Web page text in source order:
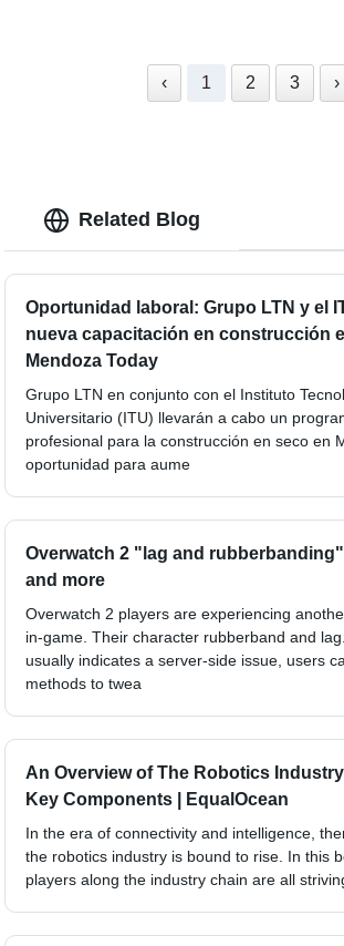
‹ 1 2 3 ›
Related Blog
Oportunidad laboral: Grupo LTN y el
nueva capacitación en construcción
Mendoza Today
Grupo LTN en conjunto con el Instituto
Universitario (ITU) llevarán a cabo un
profesional para la construcción en seco en
oportunidad para aume
Overwatch 2 "lag and
and more
Overwatch 2 players are experiencing
in-game. Their character rubberband and
usually indicates a server-side issue, users
methods to twea
An Overview of The Robotics
Key Components | EqualOcean
In the era of connectivity and intelligence,
the robotics industry is bound to rise. In this
players along the industry chain are all